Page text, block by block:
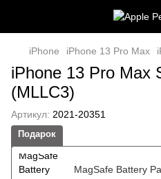
iPhone iPhone 13 Pro Max
iPhone 13 Pro Max
(MLLC3)
Артикул: 2021-20351
Подарок
MagSafe Battery